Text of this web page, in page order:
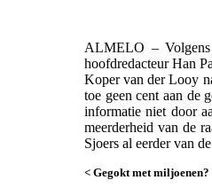
ALMELO – Volgens
hoofdredacteur Han
Koper van der Looy
toe geen cent aan de
informatie niet door
meerderheid van de
Sjoers al eerder van
< Gegokt met miljoenen?